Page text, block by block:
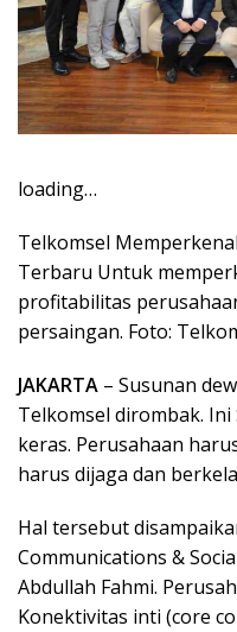
loading…
Telkomsel
Terbaru Untuk
profitabilitas
persaingan. Foto:
JAKARTA – Susunan
Telkomsel dirombak.
keras. Perusahaan
harus dijaga dan
Hal tersebut
Communications &
Abdullah Fahmi.
Konektivitas inti (core